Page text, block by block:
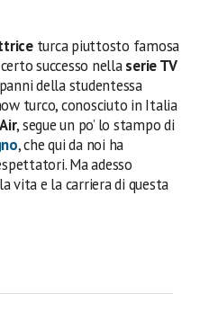
turca piuttosto famosa
successo nellaserie TV
della studentessa
turco, conosciuto in Italia
, segue un po’ lo stampo di
, che qui da noi ha
Ma adesso
vita e la carriera di questa